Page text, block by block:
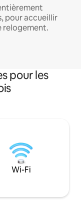
pour accueillir
relogement.
pour les
Wi-Fi